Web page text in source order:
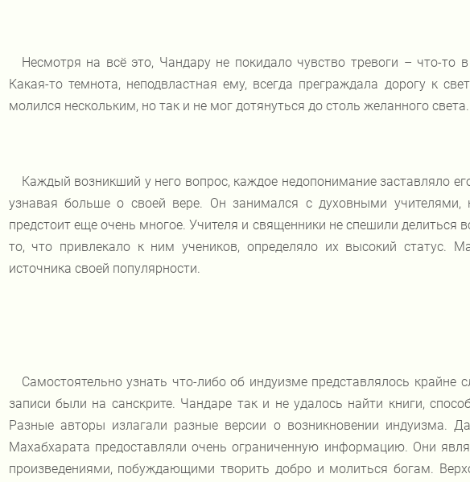
Несмотря на всё это, Чандару не покидало чувство тревоги – что-то
Какая-то темнота, неподвластная ему, всегда преграждала дорогу к
молился нескольким, но так и не мог дотянуться до столь желанного света.
Каждый возникший у него вопрос, каждое недопонимание заставляло
узнавая больше о своей вере. Он занимался с духовными учителями,
предстоит еще очень многое. Учителя и священники не спешили делиться
то, что привлекало к ним учеников, определяло их высокий статус.
источника своей популярности.
Самостоятельно узнать что-либо об индуизме представлялось крайне
записи были на санскрите. Чандаре так и не удалось найти книги,
Разные авторы излагали разные версии о возникновении индуизма.
Махабхарата предоставляли очень ограниченную информацию. Они
произведениями, побуждающими творить добро и молиться богам.